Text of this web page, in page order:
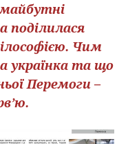
поділилася
Чим
українка та що
Перемоги –